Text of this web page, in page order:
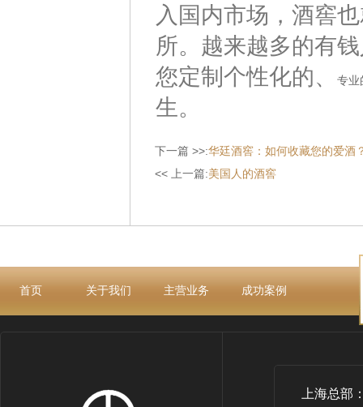
入国内市场，酒窖
所。越来越多的有
您定制个性化的、
专业
生。
下一篇 >>:华廷酒窖：如何收藏您的爱酒
<< 上一篇:美国人的酒窖
首页 关于我们 主营业务 成功案例
上海总部